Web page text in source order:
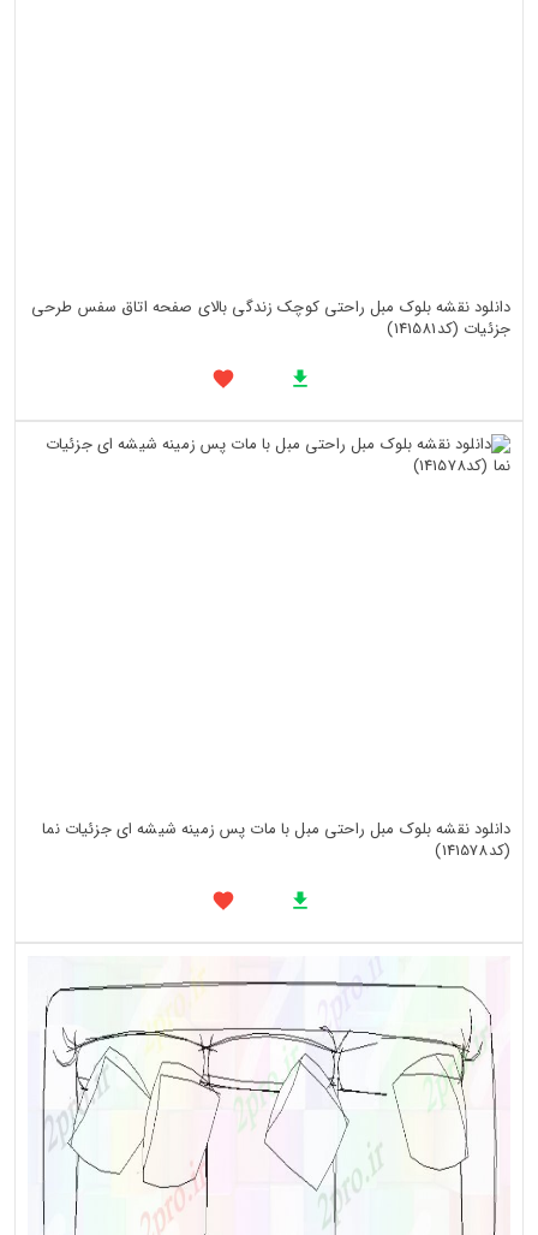
دانلود نقشه بلوک مبل راحتی کوچک زندگی بالای صفحه اتاق سفس طرحی
جزئیات (کد141581)
دانلود نقشه بلوک مبل راحتی مبل با مات پس زمینه شیشه ای جزئیات نما
(کد141578)